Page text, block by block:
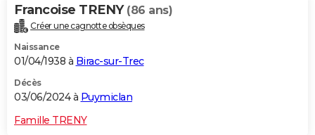
Francoise TRENY (86 ans)
Créer une cagnotte obsèques
Naissance
01/04/1938 à Birac-sur-Trec
Décès
03/06/2024 à Puymiclan
Famille TRENY